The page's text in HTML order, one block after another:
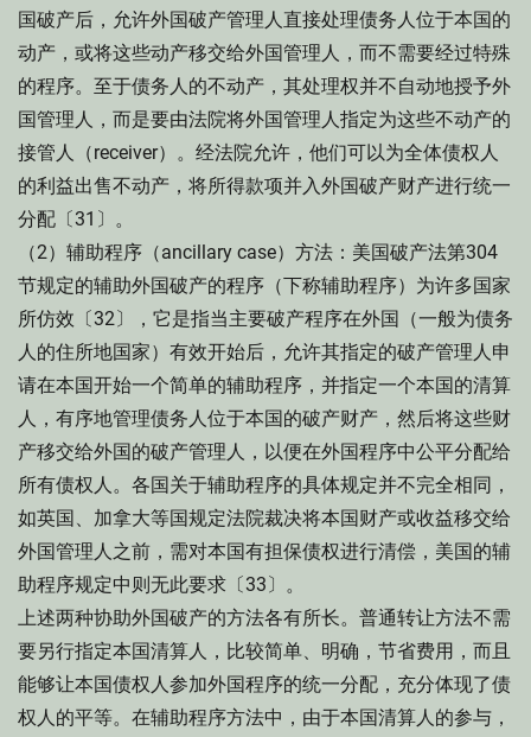
国破产后，允许外国破产管理人直接处理债务人位于本国的
动产，或将这些动产移交给外国管理人，而不需要经过特殊
的程序。至于债务人的不动产，其处理权并不自动地授予外
国管理人，而是要由法院将外国管理人指定为这些不动产的
接管人（receiver）。经法院允许，他们可以为全体债权人
的利益出售不动产，将所得款项并入外国破产财产进行统一
分配〔31〕。
（2）辅助程序（ancillary case）方法：美国破产法第304
节规定的辅助外国破产的程序（下称辅助程序）为许多国家
所仿效〔32〕，它是指当主要破产程序在外国（一般为债务
人的住所地国家）有效开始后，允许其指定的破产管理人申
请在本国开始一个简单的辅助程序，并指定一个本国的清算
人，有序地管理债务人位于本国的破产财产，然后将这些财
产移交给外国的破产管理人，以便在外国程序中公平分配给
所有债权人。各国关于辅助程序的具体规定并不完全相同，
如英国、加拿大等国规定法院裁决将本国财产或收益移交给
外国管理人之前，需对本国有担保债权进行清偿，美国的辅
助程序规定中则无此要求〔33〕。
上述两种协助外国破产的方法各有所长。普通转让方法不需
要另行指定本国清算人，比较简单、明确，节省费用，而且
能够让本国债权人参加外国程序的统一分配，充分体现了债
权人的平等。在辅助程序方法中，由于本国清算人的参与，